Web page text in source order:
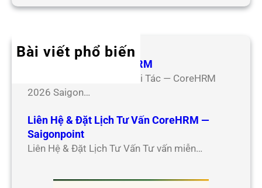
Bài viết phổ biến
Hợp Tác Đối Tác CoreHRM
Chương Trình Hợp Tác Đối Tác — CoreHRM
2026 Saigon…
Liên Hệ & Đặt Lịch Tư Vấn CoreHRM —
Saigonpoint
Liên Hệ & Đặt Lịch Tư Vấn Tư vấn miễn…